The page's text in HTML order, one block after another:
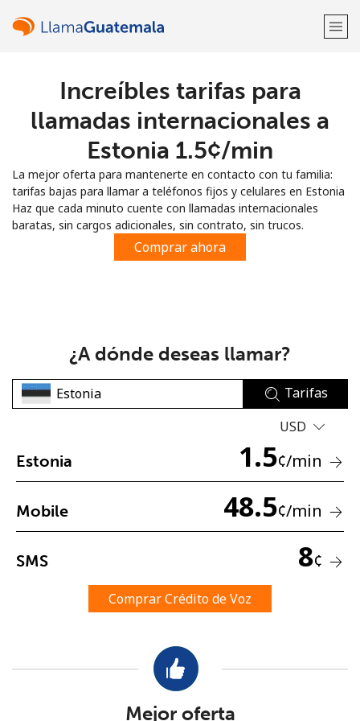
¡Bienvenido!
Regístrate con
Mínimo 8 caracteres
Una letra mayúscula y una minúscula
Un caracter especial
Mantente en contacto para recibir nuestras mejores
Increíbles tarifas para
llamadas internacionales a
Estonia ⁦1.5¢⁩/min
La mejor oferta para mantenerte en contacto con tu familia:
tarifas bajas para llamar a teléfonos fijos y celulares en Estonia
Haz que cada minuto cuente con llamadas internacionales
baratas, sin cargos adicionales, sin contrato, sin trucos.
Comprar ahora
¿A dónde deseas llamar?
Tarifas
USD
Estonia 1.5¢/min
Mobile 48.5¢/min
SMS 8¢
Comprar Crédito de Voz
Mejor oferta